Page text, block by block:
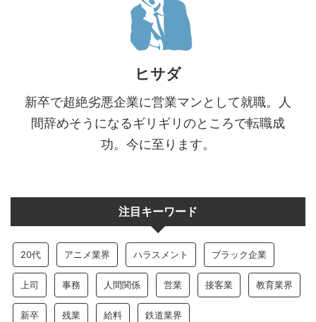
ヒサダ
新卒で超絶劣悪企業に営業マンとして就職。人
間辞めそうになるギリギリのところで転職成
功。今に至ります。
注目キーワード
20代 アニメ業界 ハラスメント ブラック企業
上司 事務 人間関係 営業 接客業 教育業界
新卒 残業 給料 鉄道業界